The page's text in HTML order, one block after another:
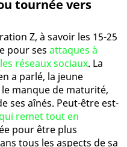
tournée vers
Z, à savoir les 15-25
pour ses attaques à
réseaux sociaux. La
a parlé, la jeune
manque de maturité,
ses aînés. Peut-être est-
remet tout en
pour être plus
tous les aspects de sa